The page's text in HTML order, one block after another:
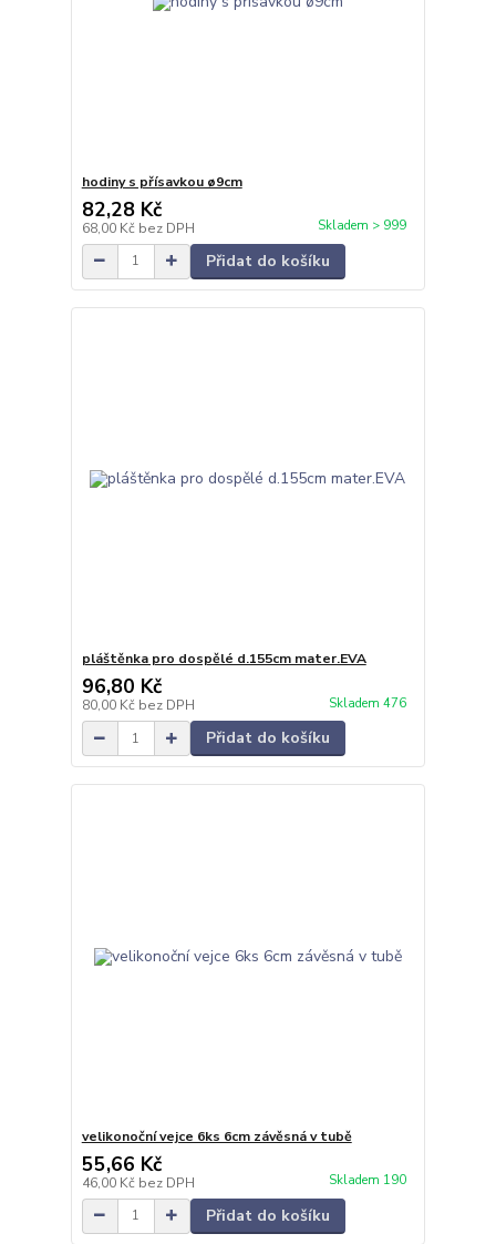
hodiny s přísavkou ø9cm
82,28 Kč
68,00 Kč bez DPH Skladem > 999
Přidat do košíku
pláštěnka pro dospělé d.155cm mater.EVA
96,80 Kč
80,00 Kč bez DPH Skladem 476
Přidat do košíku
velikonoční vejce 6ks 6cm závěsná v tubě
55,66 Kč
46,00 Kč bez DPH Skladem 190
Přidat do košíku